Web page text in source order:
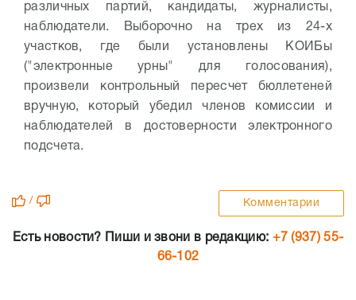
различных партий, кандидаты, журналисты,
наблюдатели. Выборочно на трех из 24-х
участков, где были установлены КОИБы
("электронные урны" для голосования),
произвели контрольный пересчет бюллетеней
вручную, который убедил членов комиссии и
наблюдателей в достоверности электронного
подсчета.
/ Комментарии
Есть новости? Пиши и звони в редакцию: +7 (937) 55-
66-102